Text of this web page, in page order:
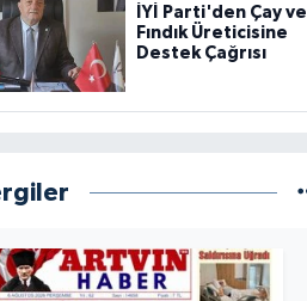
İYİ Parti'den Çay ve
Fındık Üreticisine
Destek Çağrısı